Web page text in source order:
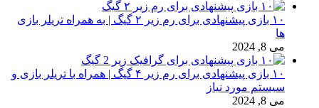
۱۰ بازی پیشنهادی برای رم زیر ۲ گیگ | به همراه تریلر بازی
ها
می 8, 2024
۱۰ بازی پیشنهادی برای رم زیر ۴ گیگ | همراه با تریلر بازی و
سیستم مورد نیاز
می 8, 2024